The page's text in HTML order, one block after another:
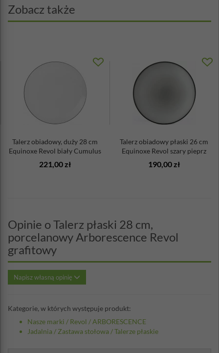
Zobacz także
Talerz obiadowy, duży 28 cm
Equinoxe Revol biały Cumulus
221,00 zł
Talerz obiadowy płaski 26 cm
Equinoxe Revol szary pieprz
190,00 zł
Opinie o Talerz płaski 28 cm,
porcelanowy Arborescence Revol
grafitowy
Napisz własną opinię
Kategorie, w których występuje produkt:
Nasze marki / Revol /ARBORESCENCE
Jadalnia / Zastawa stołowa /Talerze płaskie